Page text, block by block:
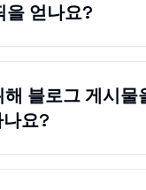
을 얻나요?
해 블로그 게시물
요?